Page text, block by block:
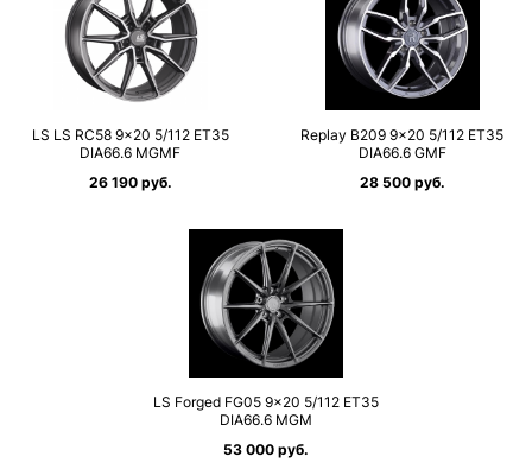
LS LS RC58 9×20 5/112 ET35
DIA66.6 MGMF
26 190 руб.
Replay B209 9×20 5/112 ET35
DIA66.6 GMF
28 500 руб.
LS Forged FG05 9×20 5/112 ET35
DIA66.6 MGM
53 000 руб.